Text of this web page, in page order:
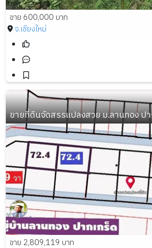
ขาย 600,000 บาท
จ.เชียงใหม่
ขายที่ดินจัดสรรแปลงสวย ม.ลานทอง ป
ขาย 2,809,119 บาท